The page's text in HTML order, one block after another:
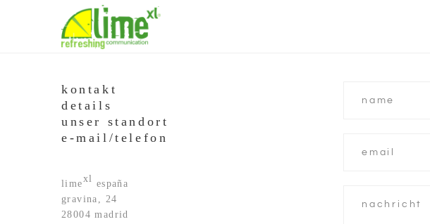
kontakt
details
unser standort
e-mail/telefon
limexl españa
gravina, 24
28004 madrid